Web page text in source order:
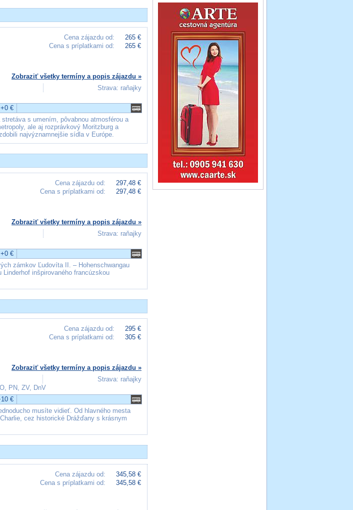
Cena zájazdu od:
265 €
Cena s príplatkami od:
265 €
Zobraziť všetky termíny a popis zájazdu »
Strava: raňajky
+0 €
s umením, pôvabnou atmosférou a
ale aj rozprávkový Moritzburg a
najvýznamnejšie sídla v Európe.
Cena zájazdu od:
297,48 €
Cena s príplatkami od:
297,48 €
Zobraziť všetky termíny a popis zájazdu »
Strava: raňajky
+0 €
zámkov Ľudovíta II. – Hohenschwangau
inšpirovaného francúzskou
Cena zájazdu od:
295 €
Cena s príplatkami od:
305 €
Zobraziť všetky termíny a popis zájazdu »
Strava: raňajky
PN, ZV, DnV
€
musíte vidieť. Od hlavného mesta
cez historické Drážďany s krásnym
Cena zájazdu od:
345,58 €
Cena s príplatkami od:
345,58 €